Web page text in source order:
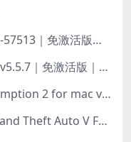
🔥Parallels Desktop v26.4.0-57513｜免激活版｜在Mac上安装Windows/Linux等系统[赠Windows激活]
🔥CleanMyMac X5 For Mac v5.5.7｜免激活版｜macOS系统优化/清理神器
荒野大镖客2 Red Dead Redemption 2 for mac v1436.28｜中文移植版｜最好玩的开放世界游戏
侠盗猎车手5 GTA5 Mac版 Grand Theft Auto V For Mac｜中文破解版